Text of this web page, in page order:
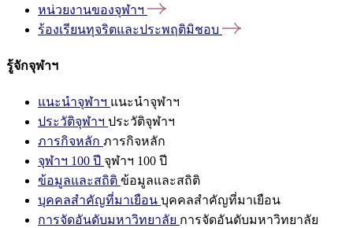
หน่วยงานของจุฬาฯ
ร้องเรียนทุจริตและประพฤติมิชอบ
รู้จักจุฬาฯ
แนะนำจุฬาฯ แนะนำจุฬาฯ
ประวัติจุฬาฯ ประวัติจุฬาฯ
ภารกิจหลัก ภารกิจหลัก
จุฬาฯ 100 ปี จุฬาฯ 100 ปี
ข้อมูลและสถิติ ข้อมูลและสถิติ
บุคคลสำคัญที่มาเยือน บุคคลสำคัญที่มาเยือน
การจัดอันดับมหาวิทยาลัย การจัดอันดับมหาวิทยาลัย